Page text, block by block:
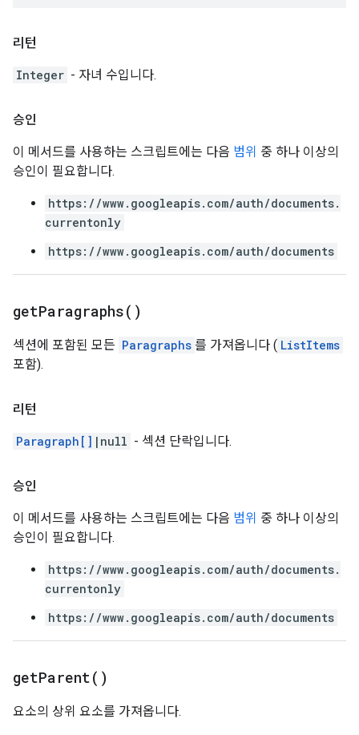
리턴
Integer - 자녀 수입니다.
승인
이 메서드를 사용하는 스크립트에는 다음 범위 중 하나 이상의
승인이 필요합니다.
https://www.googleapis.com/auth/documents.
currentonly
https://www.googleapis.com/auth/documents
getParagraphs( )
섹션에 포함된 모든 Paragraphs 를 가져옵니다 ( ListItems
포함).
리턴
Paragraph[] |null - 섹션 단락입니다.
승인
이 메서드를 사용하는 스크립트에는 다음 범위 중 하나 이상의
승인이 필요합니다.
https://www.googleapis.com/auth/documents.
currentonly
https://www.googleapis.com/auth/documents
getParent( )
요소의 상위 요소를 가져옵니다.